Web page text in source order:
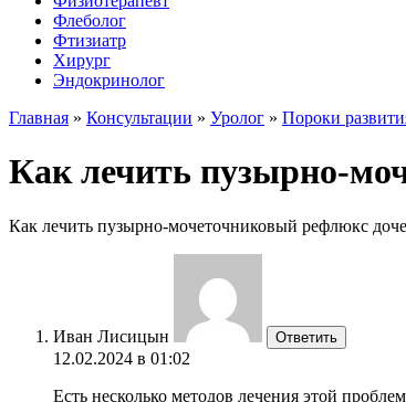
Флеболог
Фтизиатр
Хирург
Эндокринолог
Главная » Консультации » Уролог » Пороки
Как лечить пузырно-
Как лечить пузырно-мочеточниковый рефлюкс
Иван Лисицын Ответить
12.02.2024 в 01:02
Есть несколько методов лечения этой